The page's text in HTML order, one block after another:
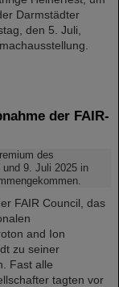
Darmstädter
den 5. Juli,
der FAIR-
FAIR Council, das
and Ion
zu seiner
Fast alle
tagten vor